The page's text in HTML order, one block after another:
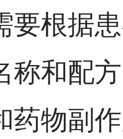
要根据
称和配
药物副